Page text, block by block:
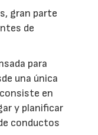
gran parte
de
para
una única
en
y planificar
conductos